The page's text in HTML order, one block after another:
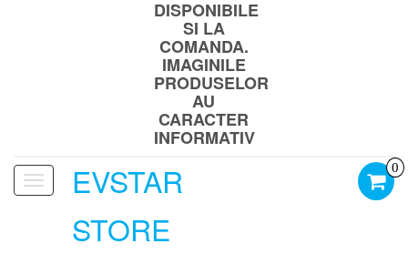
DISPONIBILE
SI LA
COMANDA.
IMAGINILE
PRODUSELOR
AU
CARACTER
INFORMATIV
Toggle
navigationEVSTAR
STORE
0